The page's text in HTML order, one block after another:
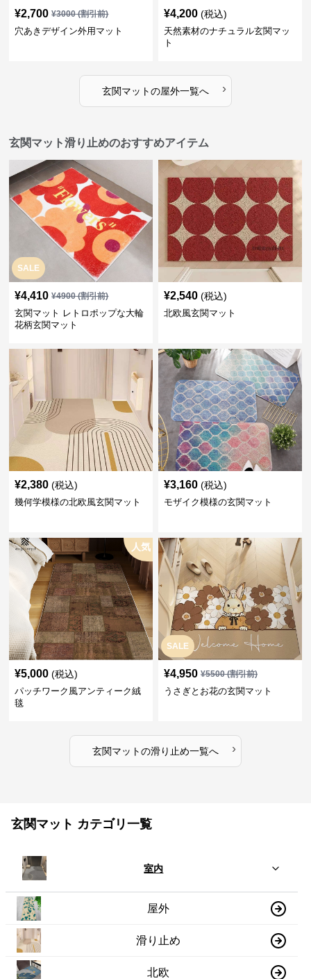
¥2,700 ¥3000(割引前)
穴あきデザイン外用マット
¥4,200 (税込)
天然素材のナチュラル玄関マッ
ト
玄関マットの屋外一覧へ ›
玄関マット滑り止めのおすすめアイテム
SALE
¥4,410 ¥4900(割引前)
玄関マット レトロポップな大輪
花柄玄関マット
¥2,540 (税込)
北欧風玄関マット
¥2,380 (税込)
幾何学模様の北欧風玄関マット
¥3,160 (税込)
モザイク模様の玄関マット
人気
¥5,000 (税込)
パッチワーク風アンティーク絨
毯
SALE
¥4,950 ¥5500(割引前)
うさぎとお花の玄関マット
玄関マットの滑り止め一覧へ ›
玄関マット カテゴリ一覧
室内
屋外
滑り止め
北欧